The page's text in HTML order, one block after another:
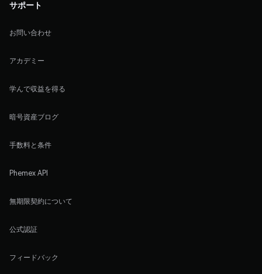
サポート
お問い合わせ
アカデミー
学んで収益を得る
暗号資産ブログ
手数料と条件
Phemex API
無期限契約について
公式認証
フィードバック